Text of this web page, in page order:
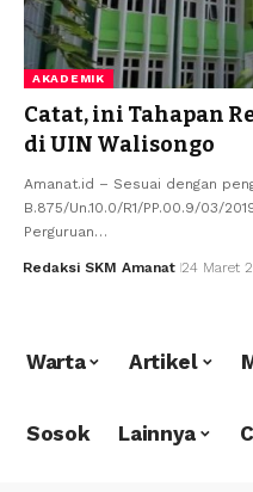
AKADEMIK
Catat, ini Tahapan
di UIN Walisongo
Amanat.id – Sesuai dengan
B.875/Un.10.0/R1/PP.00.9/03/
Perguruan…
Redaksi SKM Amanat 24 Maret
Warta Artikel
Sosok Lainnya